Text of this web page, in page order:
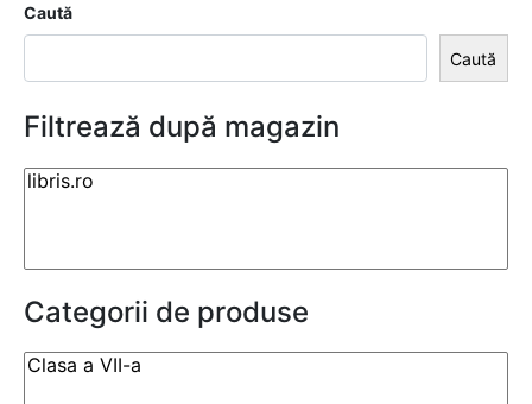
Caută
Caută
Filtrează după magazin
Categorii de produse